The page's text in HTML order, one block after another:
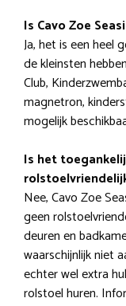
Is Cavo Zoe
Ja, het is een heel
de kleinsten
Club,
magnetron,
mogelijk
Is het
Nee, Cavo Zoe
geen
deuren en
waarschijnlijk niet
echter wel extra
rolstoel huren.